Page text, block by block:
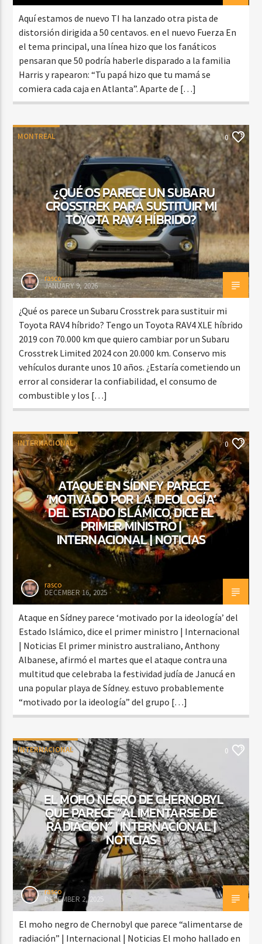
Aquí estamos de nuevo TI ha lanzado otra pista de
distorsión dirigida a 50 centavos. en el nuevo Fuerza En
el tema principal, una línea hizo que los fanáticos
pensaran que 50 podría haberle disparado a la familia
Harris y rapearon: “Tu papá hizo que tu mamá se
comiera cada caja en Atlanta”. Aparte de […]
MONTREAL 0
¿QUÉ OS PARECE UN SUBARU
CROSSTREK PARA SUSTITUIR MI
TOYOTA RAV4 HÍBRIDO?
rasco
JANUARY 9, 2026
¿Qué os parece un Subaru Crosstrek para sustituir mi
Toyota RAV4 híbrido? Tengo un Toyota RAV4 XLE híbrido
2019 con 70.000 km que quiero cambiar por un Subaru
Crosstrek Limited 2024 con 20.000 km. Conservo mis
vehículos durante unos 10 años. ¿Estaría cometiendo un
error al considerar la confiabilidad, el consumo de
combustible y los […]
INTERNACIONAL 0
ATAQUE EN SÍDNEY PARECE
‘MOTIVADO POR LA IDEOLOGÍA’
DEL ESTADO ISLÁMICO, DICE EL
PRIMER MINISTRO |
INTERNACIONAL | NOTICIAS
rasco
DECEMBER 16, 2025
Ataque en Sídney parece ‘motivado por la ideología’ del
Estado Islámico, dice el primer ministro | Internacional
| Noticias El primer ministro australiano, Anthony
Albanese, afirmó el martes que el ataque contra una
multitud que celebraba la festividad judía de Janucá en
una popular playa de Sídney. estuvo probablemente
“motivado por la ideología” del grupo […]
INTERNACIONAL 0
EL MOHO NEGRO DE CHERNOBYL
QUE PARECE “ALIMENTARSE DE
RADIACIÓN” | INTERNACIONAL |
NOTICIAS
rasco
DECEMBER 2, 2025
El moho negro de Chernobyl que parece “alimentarse de
radiación” | Internacional | Noticias El moho hallado en